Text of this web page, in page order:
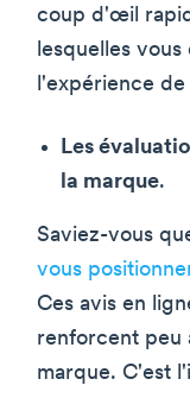
coup d'œil
lesquelles
l'expérience de
Les
la marque.
Saviez-vous
vous
Ces avis en
renforcent peu
marque. C'est